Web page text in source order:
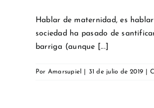
Hablar de maternidad, es
sociedad ha pasado de
barriga (aunque [...]
Por Amarsupiel 31 de julio de 2019